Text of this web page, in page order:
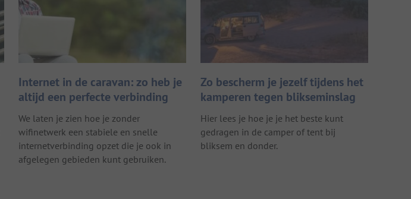
Internet in de caravan: zo heb je
altijd een perfecte verbinding
We laten je zien hoe je zonder
wifinetwerk een stabiele en snelle
internetverbinding opzet die je ook in
afgelegen gebieden kunt gebruiken.
Zo bescherm je jezelf tijdens het
kamperen tegen blikseminslag
Hier lees je hoe je je het beste kunt
gedragen in de camper of tent bij
bliksem en donder.